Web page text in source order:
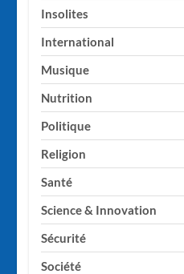
Insolites
International
Musique
Nutrition
Politique
Religion
Santé
Science & Innovation
Sécurité
Société